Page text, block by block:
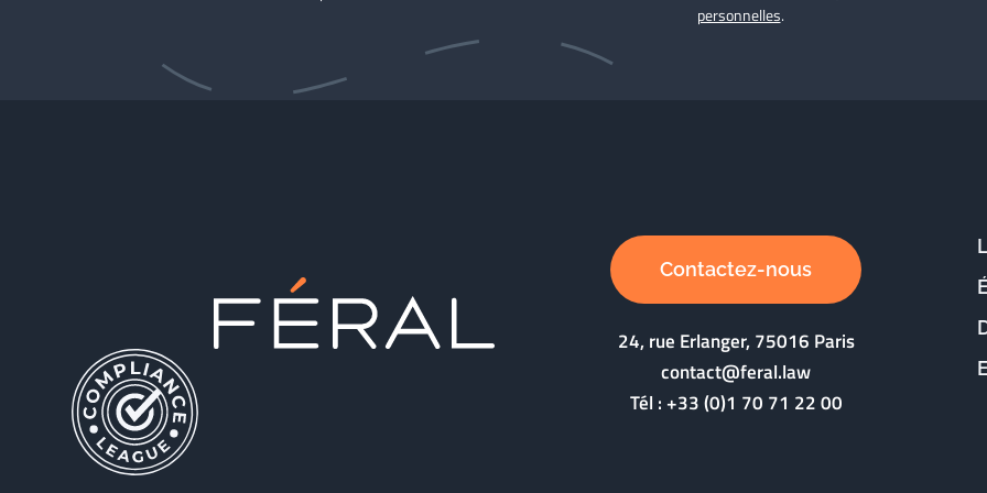
personnelles.
Contactez-nous
24, rue Erlanger, 75016 Paris
contact@feral.law
Tél :+33 (0)1 70 71 22 00